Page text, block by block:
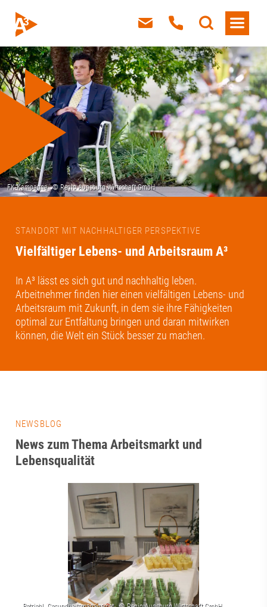
STANDORT MIT NACHHALTIGER PERSPEKTIVE
Vielfältiger Lebens- und Arbeitsraum A³
In A³ lässt es sich gut und nachhaltig leben.
Arbeitnehmer finden hier einen vielfältigen Lebens- und
Arbeitsraum mit Zukunft, in dem sie ihre Fähigkeiten
optimal zur Entfaltung bringen und daran mitwirken
können, die Welt ein Stück besser zu machen.
NEWSBLOG
News zum Thema Arbeitsmarkt und
Lebensqualität